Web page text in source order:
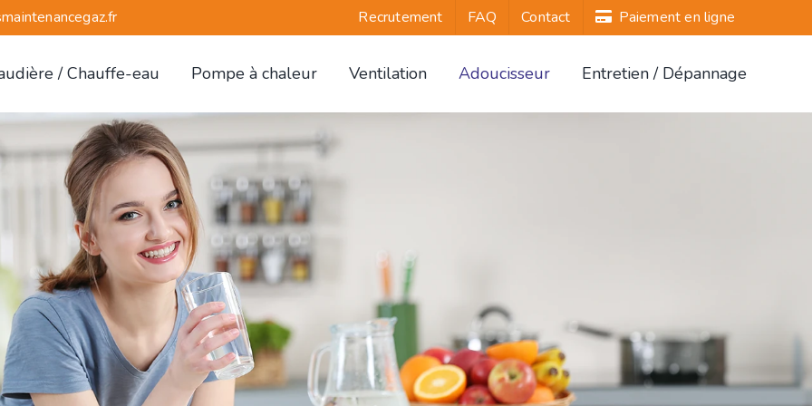
Recrutement FAQ Contact Paiement en ligne
/ Chauffe-eau Pompe à chaleur Ventilation Adoucisseur Entretien / Dépannage